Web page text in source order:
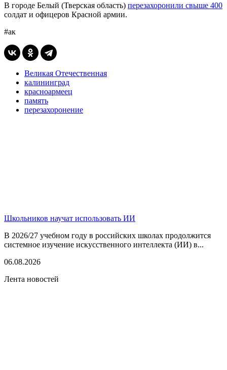
В городе Белый (Тверская область) перезахоронили свыше 400
солдат и офицеров Красной армии.
#ак
Великая Отечественная
калининград
красноармеец
память
перезахоронение
Школьников научат использовать ИИ
В 2026/27 учебном году в российских школах продолжится
системное изучение искусственного интеллекта (ИИ) в...
06.08.2026
Лента новостей